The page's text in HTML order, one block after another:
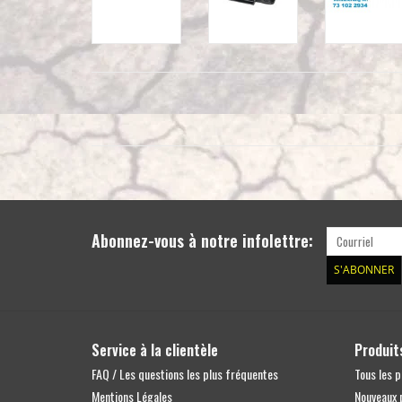
Abonnez-vous à notre infolettre:
S'ABONNER
Service à la clientèle
FAQ / Les questions les plus fréquentes
Mentions Légales
Tous les